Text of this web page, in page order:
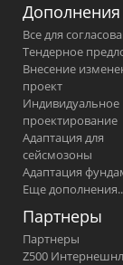
Дополнения
Все для
Тендерное
Внесение
проект
Индивидуальное
проектирование
Адаптация для
сейсмозоны
Адаптация
Еще
Партнеры
Партнеры
Z500 Интернешнл